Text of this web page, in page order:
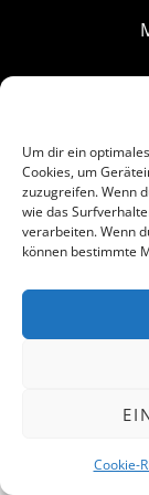
Um dir ein
Cookies, um
zuzugreifen. Wenn
wie das
verarbeiten. Wenn
können bestimmte
Cookie-